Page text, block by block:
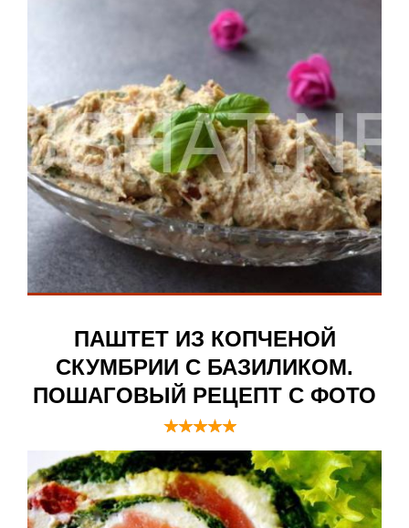
ПАШТЕТ ИЗ КОПЧЕНОЙ
СКУМБРИИ С БАЗИЛИКОМ.
ПОШАГОВЫЙ РЕЦЕПТ С ФОТО